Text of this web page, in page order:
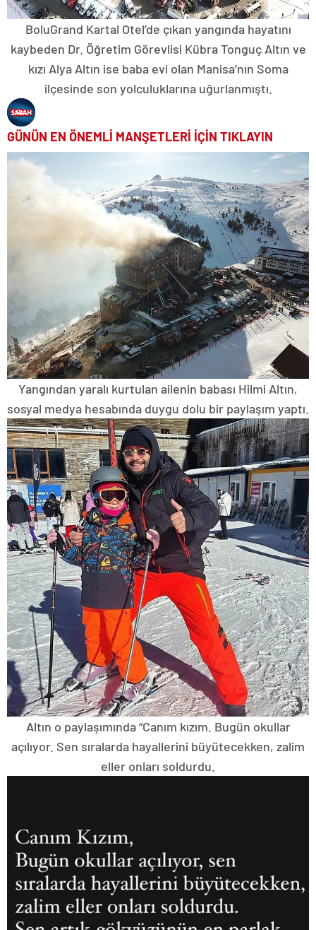
BoluGrand Kartal Otel’de çıkan yangında hayatını
kaybeden Dr. Öğretim Görevlisi Kübra Tonguç Altın ve
kızı Alya Altın ise baba evi olan Manisa’nın Soma
ilçesinde son yolculuklarına uğurlanmıştı.
GÜNÜN EN ÖNEMLİ MANŞETLERİ İÇİN TIKLAYIN
Yangından yaralı kurtulan ailenin babası Hilmi Altın,
sosyal medya hesabında duygu dolu bir paylaşım yaptı.
Altın o paylaşımında “Canım kızım. Bugün okullar
açılıyor. Sen sıralarda hayallerini büyütecekken, zalim
eller onları soldurdu.